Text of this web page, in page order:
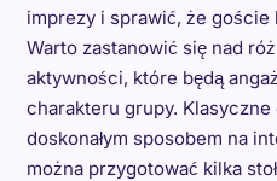
imprezy i sprawić, że goście
Warto zastanowić się nad
aktywności, które będą
charakteru grupy.
doskonałym sposobem na
można przygotować kilka